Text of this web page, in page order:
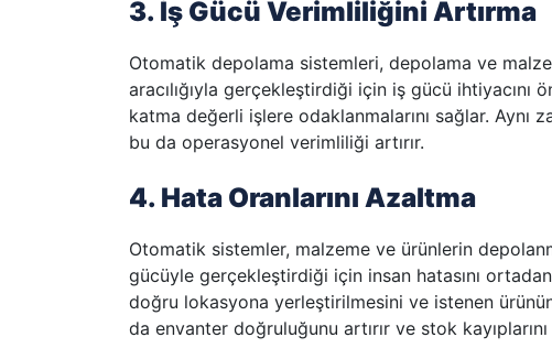
3. İş Gücü Verimliliğini Artırma
Otomatik depolama sistemleri, depolama ve
aracılığıyla gerçekleştirdiği için iş gücü ihtiyacını
katma değerli işlere odaklanmalarını sağlar. Aynı
bu da operasyonel verimliliği artırır.
4. Hata Oranlarını Azaltma
Otomatik sistemler, malzeme ve ürünlerin
gücüyle gerçekleştirdiği için insan hatasını
doğru lokasyona yerleştirilmesini ve istenen ürünün
da envanter doğruluğunu artırır ve stok